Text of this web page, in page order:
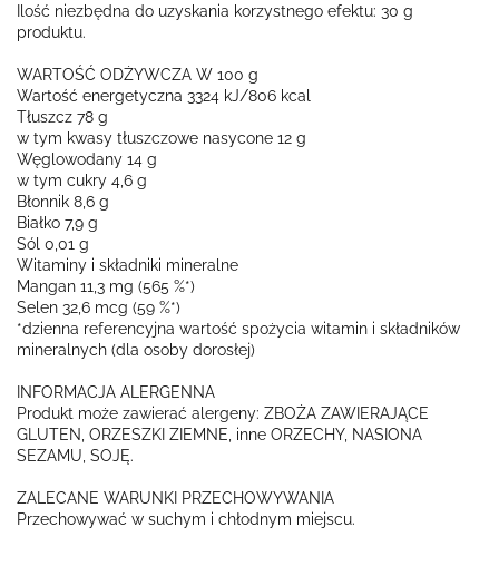
Ilość niezbędna do uzyskania korzystnego efektu: 30 g
produktu.
WARTOŚĆ ODŻYWCZA W 100 g
Wartość energetyczna 3324 kJ/806 kcal
Tłuszcz 78 g
w tym kwasy tłuszczowe nasycone 12 g
Węglowodany 14 g
w tym cukry 4,6 g
Błonnik 8,6 g
Białko 7,9 g
Sól 0,01 g
Witaminy i składniki mineralne
Mangan 11,3 mg (565 %*)
Selen 32,6 mcg (59 %*)
*dzienna referencyjna wartość spożycia witamin i składników
mineralnych (dla osoby dorosłej)
INFORMACJA ALERGENNA
Produkt może zawierać alergeny: ZBOŻA ZAWIERAJĄCE
GLUTEN, ORZESZKI ZIEMNE, inne ORZECHY, NASIONA
SEZAMU, SOJĘ.
ZALECANE WARUNKI PRZECHOWYWANIA
Przechowywać w suchym i chłodnym miejscu.